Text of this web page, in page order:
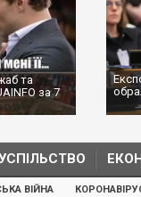
та
за 7
ВІЙНА